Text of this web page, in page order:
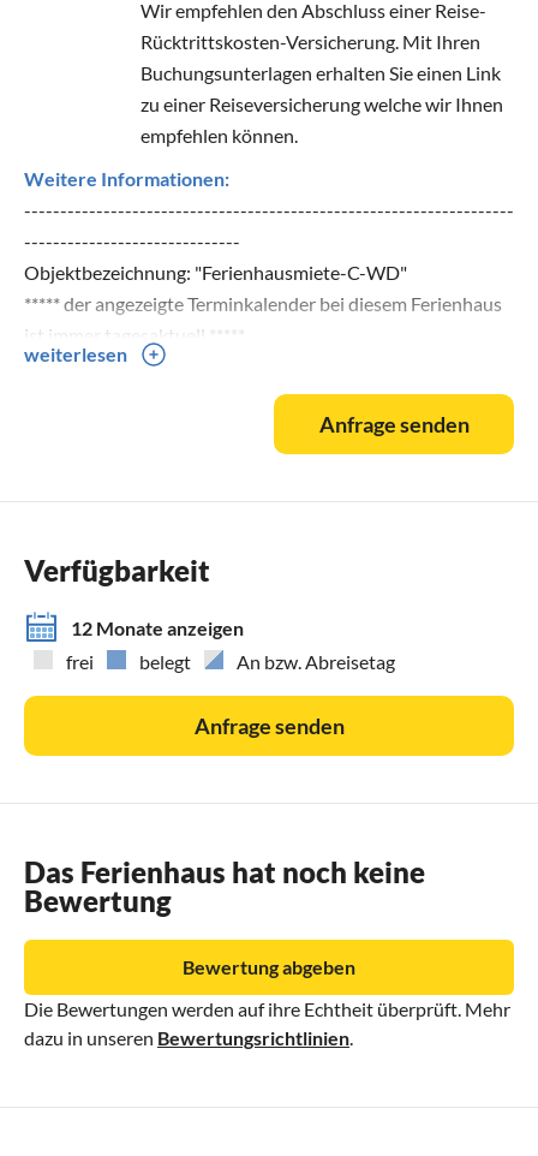
Wir empfehlen den Abschluss einer Reise-
Rücktrittskosten-Versicherung. Mit Ihren
Buchungsunterlagen erhalten Sie einen Link
zu einer Reiseversicherung welche wir Ihnen
empfehlen können.
Weitere Informationen:
--------------------------------------------------------------------
------------------------------
Objektbezeichnung: "Ferienhausmiete-C-WD"
***** der angezeigte Terminkalender bei diesem Ferienhaus
ist immer tagesaktuell *****
dieses Angebot finden Sie auch unter: w w w. costa-blanca-
--------------------------------------------------------------------
bei "WEITERE INFORMATIONEN" - private Home page
*****
weiterlesen
Anfrage senden
Verfügbarkeit
12 Monate anzeigen
frei
belegt An bzw. Abreisetag
Anfrage senden
Das Ferienhaus hat noch keine
Bewertung
Die Bewertungen werden auf ihre Echtheit überprüft. Mehr
dazu in unseren Bewertungsrichtlinien
Bewertung abgeben